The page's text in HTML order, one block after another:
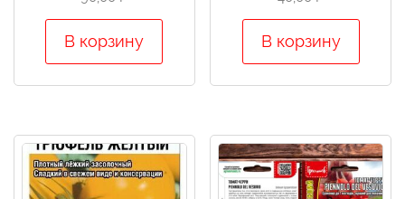
В корзину В корзину